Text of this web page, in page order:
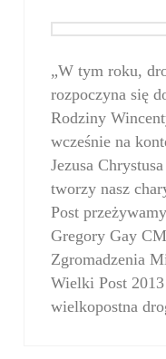
„W tym roku,
rozpoczyna się
Rodziny
wcześnie na
Jezusa
tworzy nasz
Post
Gregory Gay
Zgromadzenia
Wielki Post
wielkopostna